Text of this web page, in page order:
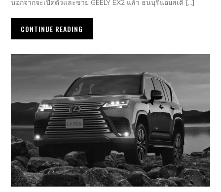
นอกจากจะเปิดตัวและขาย GEELY EX2 แล้ว ธนบุรีนอยสเติ […]
CONTINUE READING